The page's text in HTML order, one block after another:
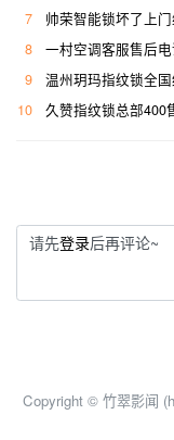
7
帅荣智能锁坏了上
8
一村空调客服售后
9
温州玥玛指纹锁全
10
久赞指纹锁总部400
请先登录后再评论~
Copyright © 竹翠影闻